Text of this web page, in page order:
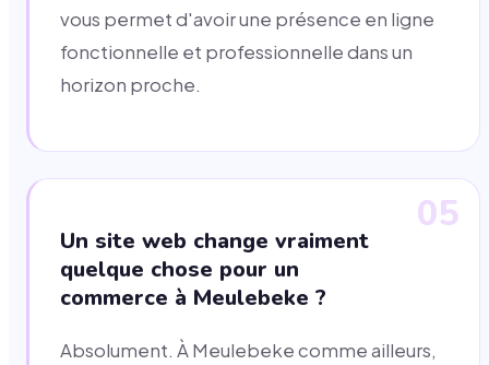
vous permet d'avoir une présence en ligne
fonctionnelle et professionnelle dans un
horizon proche.
05
Un site web change vraiment
quelque chose pour un
commerce à Meulebeke ?
Absolument. À Meulebeke comme ailleurs,